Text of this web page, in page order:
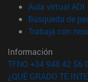
Aula virtual ADI
Búsqueda de
Trabaja con
Información
TFNO +34 948 42 56
¿QUÉ GRADO TE